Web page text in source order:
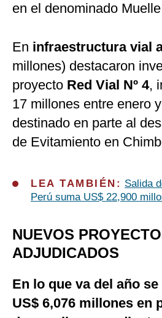
en el denominado
En infraestructura vial
millones) destacaron
proyecto Red Vial Nº 4,
17 millones entre enero
destinado en parte al
de Evitamiento en
LEA TAMBIÉN: Salida
Perú suma US$ 22,900
NUEVOS
ADJUDICADOS
En lo que va del año
US$ 6,076 millones en